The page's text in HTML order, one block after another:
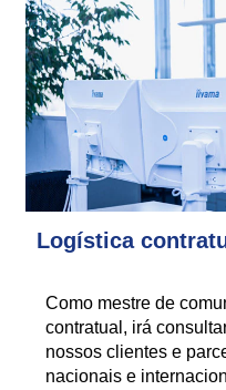
Logística
Como mestre de
contratual, irá
nossos clientes e
nacionais e